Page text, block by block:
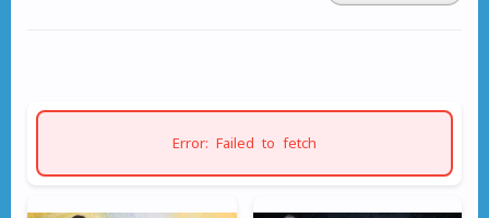
Error: Failed to fetch